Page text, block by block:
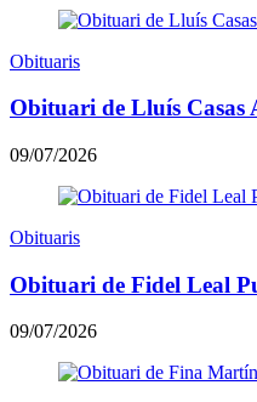
Obituaris
Obituari de Lluís Casas
09/07/2026
Obituaris
Obituari de Fidel Leal
09/07/2026